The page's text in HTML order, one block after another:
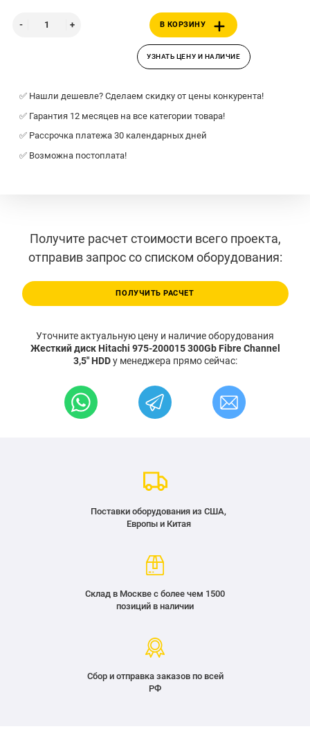
В КОРЗИНУ
УЗНАТЬ ЦЕНУ И НАЛИЧИЕ
✅ Нашли дешевле? Сделаем скидку от цены конкурента!
✅ Гарантия 12 месяцев на все категории товара!
✅ Рассрочка платежа 30 календарных дней
✅ Возможна постоплата!
Получите расчет стоимости всего проекта,
отправив запрос со списком оборудования:
ПОЛУЧИТЬ РАСЧЕТ
Уточните актуальную цену и наличие оборудования
Жесткий диск Hitachi 975-200015 300Gb Fibre Channel
3,5" HDDу менеджера прямо сейчас:
Поставки оборудования из США,
Европы и Китая
Склад в Москве с более чем 1500
позиций в наличии
Сбор и отправка заказов по всей
РФ